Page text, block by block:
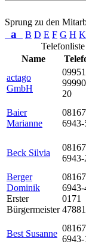
Sprung zu den
a B D E F G H K
Name
actago
GmbH
09951
20
Baier
Marianne
08167
6943-
Beck Silvia
08167
6943-
Berger
Dominik
Erster
Bürgermeister
08167
6943-
0171
Best Susanne
08167
6943-